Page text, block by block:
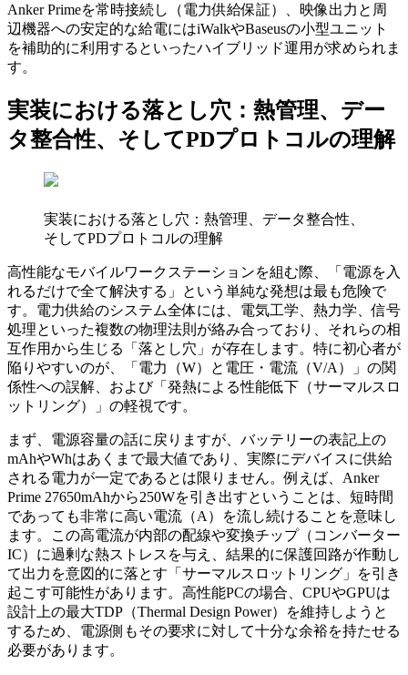
Anker Primeを常時接続し（電力供給保証）、映像出力と周
辺機器への安定的な給電にはiWalkやBaseusの小型ユニット
を補助的に利用するといったハイブリッド運用が求められま
す。
実装における落とし穴：熱管理、デー
タ整合性、そしてPDプロトコルの理解
実装における落とし穴：熱管理、データ整合性、
そしてPDプロトコルの理解
高性能なモバイルワークステーションを組む際、「電源を入
れるだけで全て解決する」という単純な発想は最も危険で
す。電力供給のシステム全体には、電気工学、熱力学、信号
処理といった複数の物理法則が絡み合っており、それらの相
互作用から生じる「落とし穴」が存在します。特に初心者が
陥りやすいのが、「電力（W）と電圧・電流（V/A）」の関
係性への誤解、および「発熱による性能低下（サーマルスロ
ットリング）」の軽視です。
まず、電源容量の話に戻りますが、バッテリーの表記上の
mAhやWhはあくまで最大値であり、実際にデバイスに供給
される電力が一定であるとは限りません。例えば、Anker
Prime 27650mAhから250Wを引き出すということは、短時間
であっても非常に高い電流（A）を流し続けることを意味し
ます。この高電流が内部の配線や変換チップ（コンバーター
IC）に過剰な熱ストレスを与え、結果的に保護回路が作動し
て出力を意図的に落とす「サーマルスロットリング」を引き
起こす可能性があります。高性能PCの場合、CPUやGPUは
設計上の最大TDP（Thermal Design Power）を維持しようと
するため、電源側もその要求に対して十分な余裕を持たせる
必要があります。